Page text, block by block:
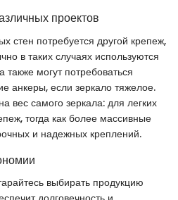
проектов
стен потребуется другой крепеж,
в таких случаях используются
могут потребоваться
анкеры, если зеркало тяжелое.
вес самого зеркала: для легких
тогда как более массивные
и надежных креплений.
выбирать продукцию